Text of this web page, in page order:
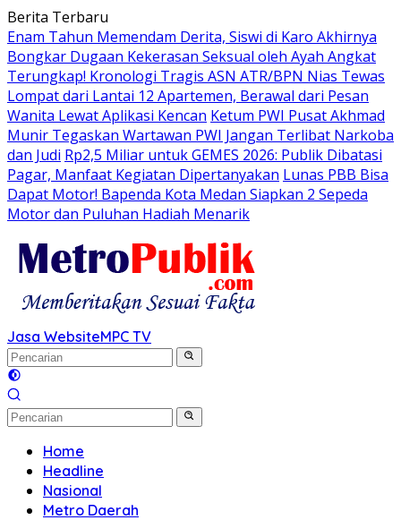
Langsung
ke
konten
Berita Terbaru
Enam Tahun Memendam Derita, Siswi di Karo Akhirnya
Bongkar Dugaan Kekerasan Seksual oleh Ayah Angkat
Terungkap! Kronologi Tragis ASN ATR/BPN Nias Tewas
Lompat dari Lantai 12 Apartemen, Berawal dari Pesan
Wanita Lewat Aplikasi Kencan Ketum PWI Pusat Akhmad
Munir Tegaskan Wartawan PWI Jangan Terlibat Narkoba
dan Judi Rp2,5 Miliar untuk GEMES 2026: Publik Dibatasi
Pagar, Manfaat Kegiatan Dipertanyakan Lunas PBB Bisa
Dapat Motor! Bapenda Kota Medan Siapkan 2 Sepeda
Motor dan Puluhan Hadiah Menarik
Jasa WebsiteMPC TV
Home
Headline
Nasional
Metro Daerah